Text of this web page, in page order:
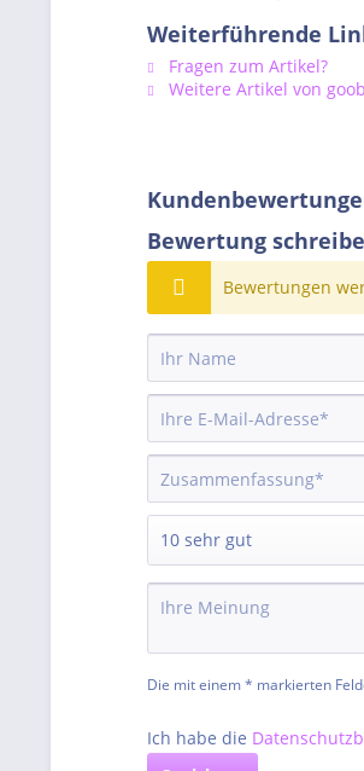
Weiterführende
Fragen zum Artikel?
Weitere Artikel von
Bewertung
Bewertungen
Die mit einem * markierten
Ich habe die